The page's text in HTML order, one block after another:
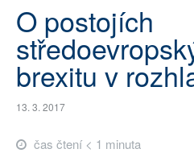
ARCHIV
ROZHOVORY
TÉMATA
NEJČTENĚJŠÍ ZA 7 DNÍ
O postojích
brexitu v
13. 3. 2017
čas čtení < 1 minuta